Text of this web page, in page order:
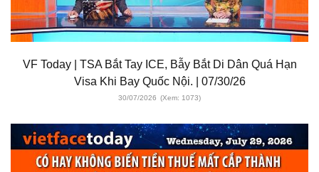
VF Today | TSA Bắt Tay ICE, Bẫy Bắt Di Dân Quá Hạn
Visa Khi Bay Quốc Nội. | 07/30/26
30/07/2026 (Xem: 1073)